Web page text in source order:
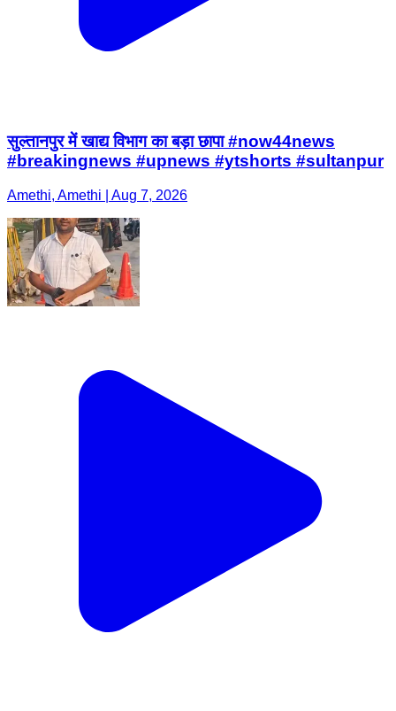
सुल्तानपुर में खाद्य विभाग का बड़ा छापा #now44news
#breakingnews #upnews #ytshorts #sultanpur
Amethi, Amethi | Aug 7, 2026